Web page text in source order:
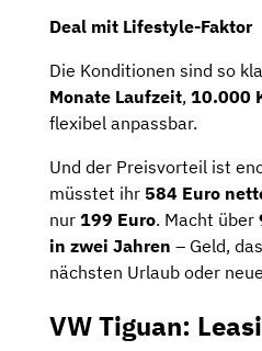
Deal mit Lifestyle-Faktor
Die Konditionen sind so
Monate Laufzeit, 10.000
flexibel anpassbar.
Und der Preisvorteil ist
müsstet ihr 584 Euro
nur 199 Euro. Macht über
in zwei Jahren – Geld,
nächsten Urlaub oder
VW Tiguan: